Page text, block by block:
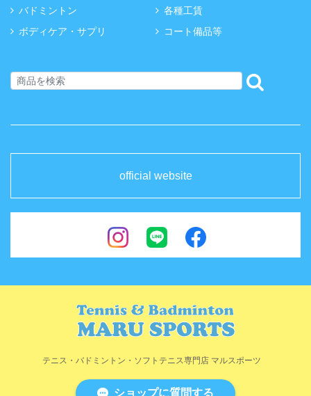
バドミントン
各種工賃
ボディケア・サプリ
コート備品等
official website
テニス・バドミントン・ソフトテニス専門店 マルスポーツ
ショップに質問する